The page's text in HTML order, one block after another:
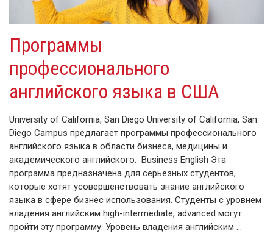
Программы
профессионального
английского языка в США
University of California, San Diego University of California, San
Diego Campus предлагает программы профессионального
английского языка в области бизнеса, медицины и
академического английского. Business English Эта
программа предназначена для серьезных студентов,
которые хотят усовершенствовать знание английского
языка в сфере бизнес использования. Студенты с уровнем
владения английским high-intermediate, advanced могут
пройти эту программу. Уровень владения английским …